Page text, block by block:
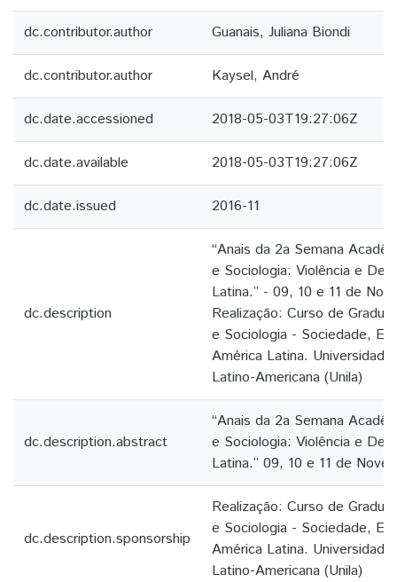
dc.contributor.author Guanais, Juliana Biondi
dc.contributor.author Kaysel, André
dc.date.accessioned 2018-05-03T19:27:06Z
dc.date.available 2018-05-03T19:27:06Z
dc.date.issued 2016-11
dc.description
“Anais da 2a Semana
e Sociologia: Violência e
Latina.” - 09, 10 e 11 de
Realização: Curso de
e Sociologia - Sociedade,
América Latina.
Latino-Americana (Unila)
dc.description.abstract
“Anais da 2a Semana
e Sociologia: Violência e
Latina.” 09, 10 e 11 de
dc.description.sponsorship
Realização: Curso de
e Sociologia - Sociedade,
América Latina.
Latino-Americana (Unila)